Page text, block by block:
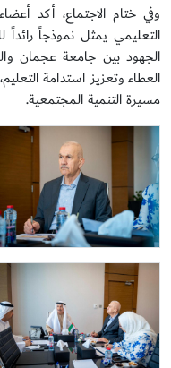
وفي ختام الاجتماع، أكد
التعليمي يمثل نموذجاً
الجهود بين جامعة عجمان
العطاء وتعزيز استدامة
مسيرة التنمية المجتمعية.